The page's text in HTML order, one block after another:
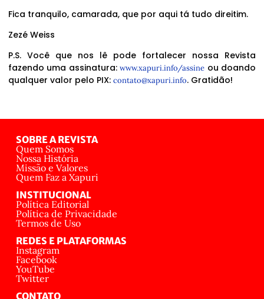
Fica tranquilo, camarada, que por aqui tá tudo direitim.
Zezé Weiss
P.S. Você que nos lê pode fortalecer nossa Revista
fazendo uma assinatura:www.xapuri.info/assine ou doando
qualquer valor pelo PIX: contato@xapuri.info. Gratidão!
SOBRE A REVISTA
Quem Somos
Nossa História
Missão e Valores
Quem Faz a Xapuri
INSTITUCIONAL
Política Editorial
Política de Privacidade
Termos de Uso
REDES E PLATAFORMAS
Instagram
Facebook
YouTube
Twitter
CONTATO